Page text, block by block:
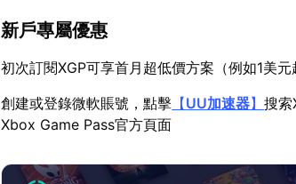
新戶專屬優惠
初次訂閱XGP可享首月超低價方案（例如1美元
創建或登錄微軟賬號，點擊 【UU加速器】搜
Xbox Game Pass官方頁面